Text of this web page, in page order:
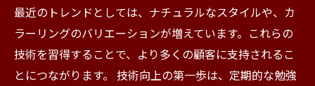
最近のトレンドとしては、ナチュラルなスタイルや、カ
ラーリングのバリエーションが増えています。これらの
技術を習得することで、より多くの顧客に支持されるこ
とにつながります。 技術向上の第一歩は、定期的な勉強